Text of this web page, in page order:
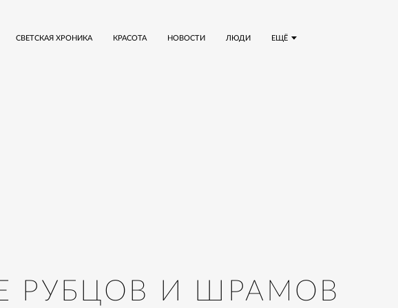
ЕЩЁ
СВЕТСКАЯ ХРОНИКА КРАСОТА НОВОСТИ ЛЮДИ
РУБЦОВ И ШРАМОВ